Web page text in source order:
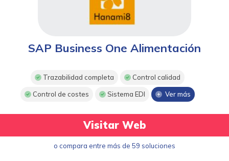
SAP Business One Alimentación
Trazabilidad completa Control calidad
Control de costes Sistema EDI Ver más
Visitar Web
o compara entre más de 59 soluciones